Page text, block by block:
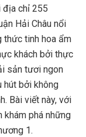
địa chỉ 255
Hải Châu nổi
thức tinh hoa ẩm
khách bởi thực
sản tươi ngon
hút bởi không
Bài viết này, với
phá những
1.